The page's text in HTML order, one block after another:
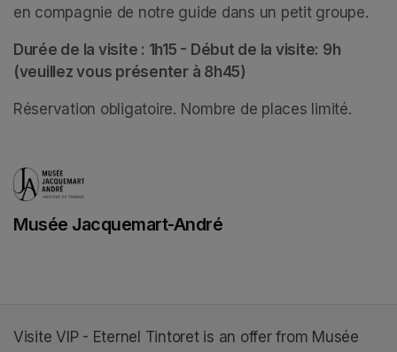
en compagnie de notre guide dans un petit groupe.
Durée de la visite : 1h15 - Début de la visite: 9h
(veuillez vous présenter à 8h45)
Réservation obligatoire. Nombre de places limité.
Musée Jacquemart-André
Visite VIP - Eternel Tintoret is an offer from Musée